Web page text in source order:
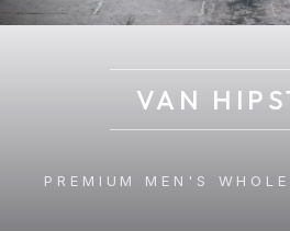
VAN
PREMIUM MEN'S